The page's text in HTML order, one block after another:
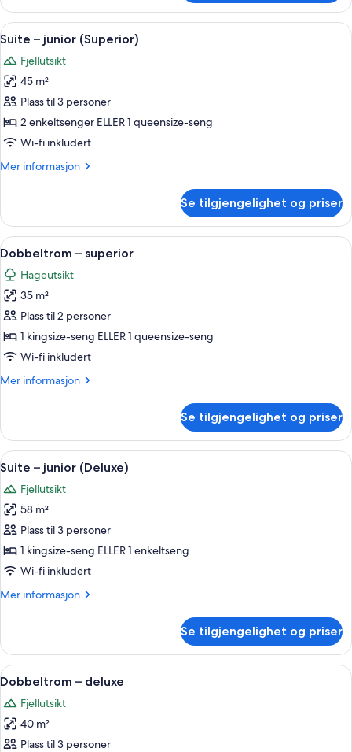
–
classic
Åpne
alle
bildene
av
Suite
–
junior
Suite – junior (Superior) | Sengetøy
14
Suite – junior (Superior)
Fjellutsikt
45 m²
Plass til 3 personer
2 enkeltsenger ELLER 1 queensize-seng
Wi-fi inkludert
Mer informasjon
Mer
–
junior
(Superior)
Se tilgjengelighet og priser
Åpne
alle
bildene
av
Dobbeltrom
–
superior
Dobbeltrom – superior | Sengetøy
18
Dobbeltrom – superior
Hageutsikt
35 m²
Plass til 2 personer
1 kingsize-seng ELLER 1 queensize-seng
Wi-fi inkludert
Mer informasjon
Mer
–
superior
Se tilgjengelighet og priser
Åpne
alle
bildene
av
Suite
–
junior
Suite – junior (Deluxe) | Sengetøy
15
Suite – junior (Deluxe)
Fjellutsikt
58 m²
Plass til 3 personer
1 kingsize-seng ELLER 1 enkeltseng
Wi-fi inkludert
Mer informasjon
Mer
–
junior
(Deluxe)
Se tilgjengelighet og priser
Åpne
alle
bildene
av
Dobbeltrom
Dobbeltrom – deluxe | Sengetøy av
11
Dobbeltrom – deluxe
Fjellutsikt
40 m²
Plass til 3 personer